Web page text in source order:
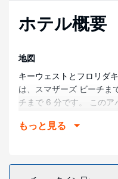
ホテル概要
地図
キーウェストとフロリダ
は、スマザーズ ビーチま
チまで 6 分です。 このア
まで 6.5 km の場所にあり
アパートメントでは快適
もっと見る